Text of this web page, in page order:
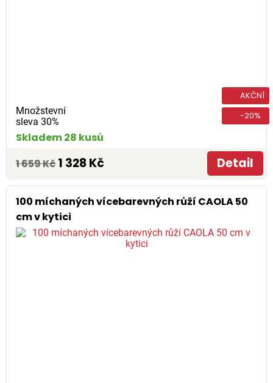
Množstevní
sleva 30%
AKČNÍ
-20%
Skladem 28 kusů
1 659 Kč 1 328 Kč Detail
100 míchaných vícebarevných růží CAOLA 50
cm v kytici